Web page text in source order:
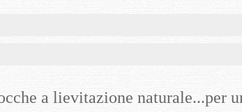
a lievitazione naturale...per